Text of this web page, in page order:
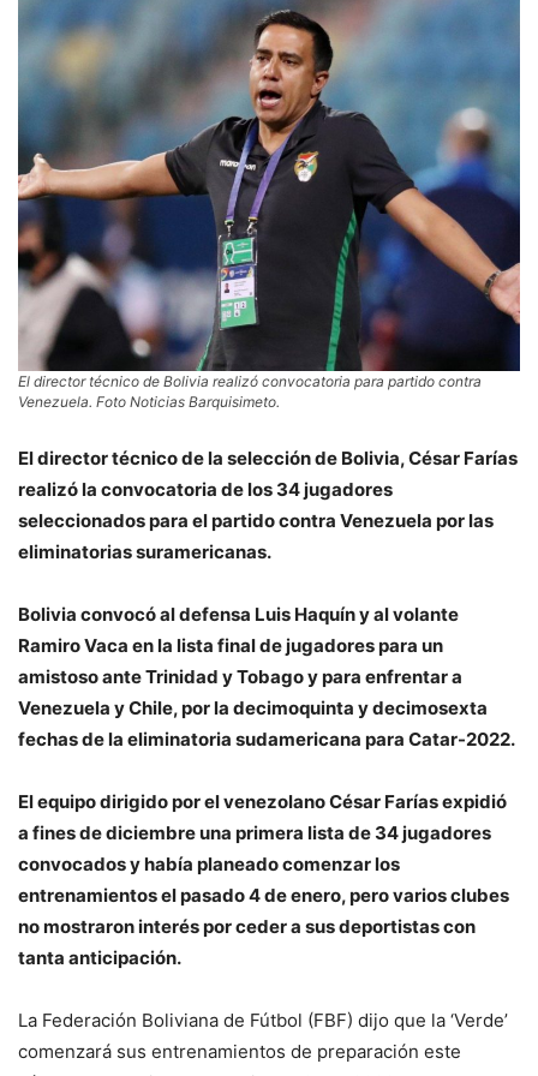
El director técnico de Bolivia realizó convocatoria para partido contra
Venezuela. Foto Noticias Barquisimeto.
El director técnico de la selección de Bolivia, César Farías
realizó la convocatoria de los 34 jugadores
seleccionados para el partido contra Venezuela por las
eliminatorias suramericanas.
Bolivia convocó al defensa Luis Haquín y al volante
Ramiro Vaca en la lista final de jugadores para un
amistoso ante Trinidad y Tobago y para enfrentar a
Venezuela y Chile, por la decimoquinta y decimosexta
fechas de la eliminatoria sudamericana para Catar-2022.
El equipo dirigido por el venezolano César Farías expidió
a fines de diciembre una primera lista de 34 jugadores
convocados y había planeado comenzar los
entrenamientos el pasado 4 de enero, pero varios clubes
no mostraron interés por ceder a sus deportistas con
tanta anticipación.
La Federación Boliviana de Fútbol (FBF) dijo que la ‘Verde’
comenzará sus entrenamientos de preparación este